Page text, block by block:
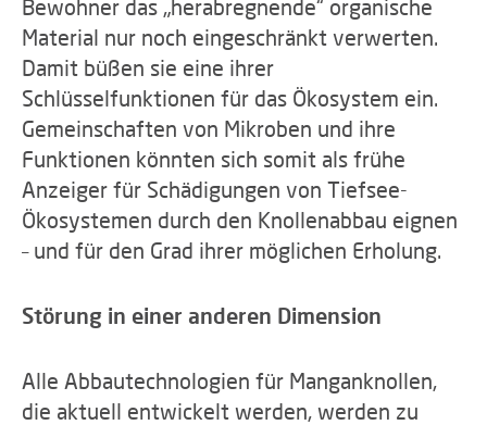
Bewohner das „herabregnende“ organische
Material nur noch eingeschränkt verwerten.
Damit büßen sie eine ihrer
Schlüsselfunktionen für das Ökosystem ein.
Gemeinschaften von Mikroben und ihre
Funktionen könnten sich somit als frühe
Anzeiger für Schädigungen von Tiefsee-
Ökosystemen durch den Knollenabbau eignen
– und für den Grad ihrer möglichen Erholung.
Störung in einer anderen Dimension
Alle Abbautechnologien für Manganknollen,
die aktuell entwickelt werden, werden zu